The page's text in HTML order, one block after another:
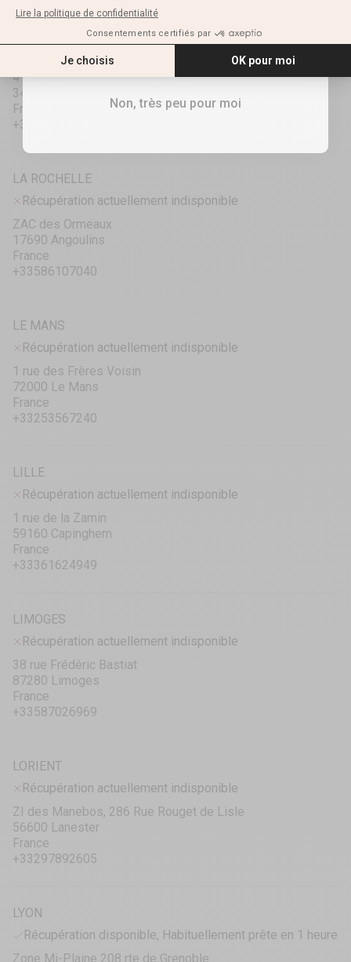
Récupération disponible, Habituellement prête en 1 heure
4 Rue Louis Bréguet
34830 Jacou
France
+33448190297
LA ROCHELLE
Récupération actuellement indisponible
ZAC des Ormeaux
17690 Angoulins
France
+33586107040
LE MANS
Récupération actuellement indisponible
1 rue des Frères Voisin
72000 Le Mans
France
+33253567240
LILLE
Récupération actuellement indisponible
1 rue de la Zamin
59160 Capinghem
France
+33361624949
LIMOGES
Récupération actuellement indisponible
38 rue Frédéric Bastiat
87280 Limoges
France
+33587026969
LORIENT
Récupération actuellement indisponible
ZI des Manebos, 286 Rue Rouget de Lisle
56600 Lanester
France
+33297892605
LYON
Récupération disponible, Habituellement prête en 1 heure
Zone Mi-Plaine 208 rte de Grenoble
RECEVOIR MES 10%
Non, très peu pour moi